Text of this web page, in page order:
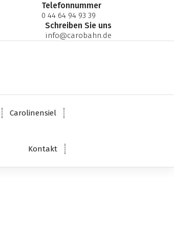
Telefonnummer
0 44 64 94 93 39
Schreiben Sie uns
info@carobahn.de
Carolinensiel
Kontakt